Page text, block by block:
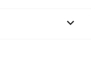
keyboard_arrow_down